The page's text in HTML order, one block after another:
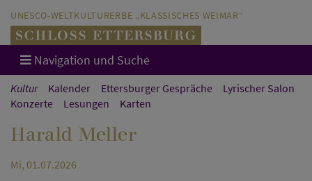
UNESCO-WELTKULTURERBE „KLASSISCHES WEIMAR“
Navigation und Suche
Kultur Kalender Ettersburger Gespräche
Lyrischer Salon
Konzerte
Lesungen Karten
Harald Meller
Mi, 01.07.2026